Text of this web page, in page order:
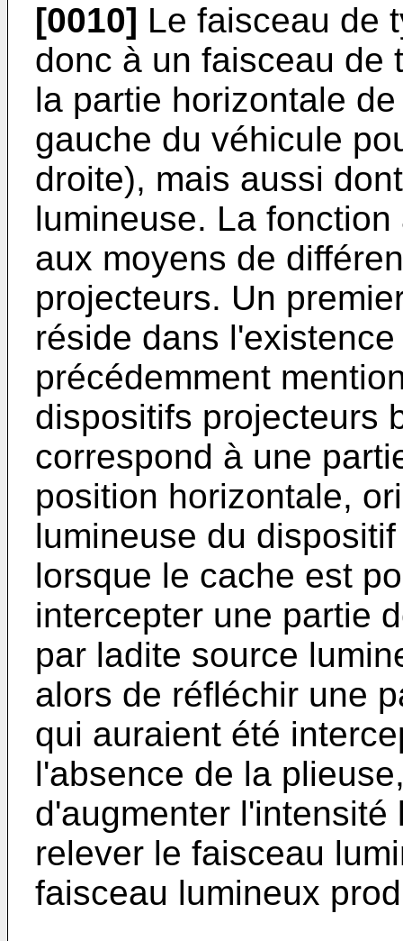
[0010] Le faisceau de
donc à un faisceau de
la partie horizontale
gauche du véhicule
droite), mais aussi
lumineuse. La
aux moyens de
projecteurs. Un
réside dans
précédemment
dispositifs projecteurs
correspond à une
position horizontale,
lumineuse du
lorsque le cache est
intercepter une partie
par ladite source
alors de réfléchir une
qui auraient été
l'absence de la
d'augmenter
relever le faisceau
faisceau lumineux